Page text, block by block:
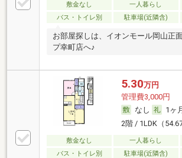
敷金なし 一人暮らし
バス・トイレ別
駐車場(近隣含)
お部屋探しは、イオンモール岡山正
プ幸町店へ♪
5.30万円
管理費3,000円
なし
1ヶ
2階 / 1LDK（
敷金なし 一人暮らし
バス・トイレ別
駐車場(近隣含)